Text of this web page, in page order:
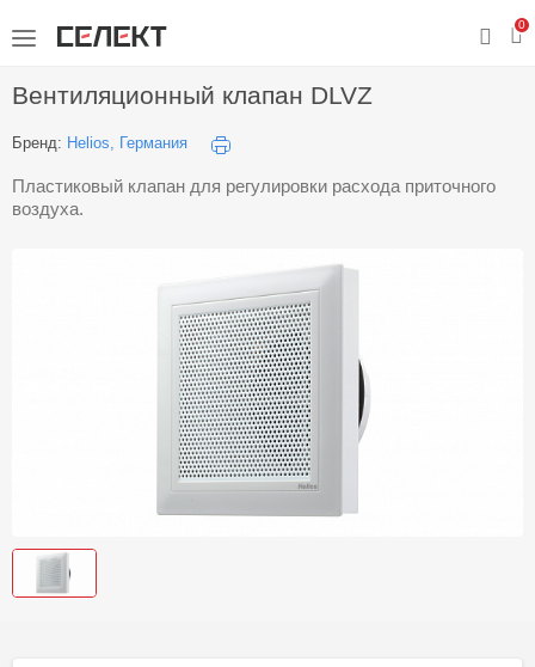
0
Вентиляционный клапан DLVZ
Бренд: Helios, Германия
Пластиковый клапан для регулировки расхода приточного
воздуха.